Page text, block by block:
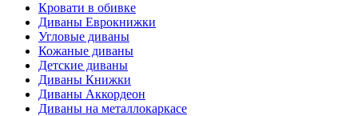
Кровати в обивке
Диваны Еврокнижки
Угловые диваны
Кожаные диваны
Детские диваны
Диваны Книжки
Диваны Аккордеон
Диваны на металлокаркасе